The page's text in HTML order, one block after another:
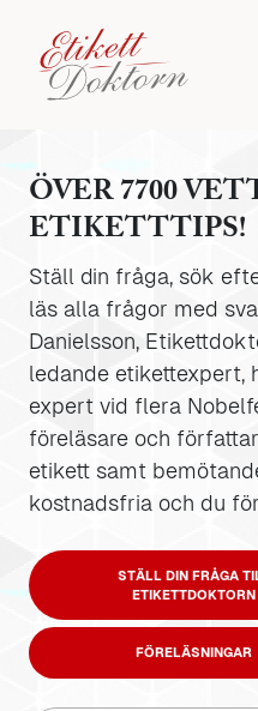
ÖVER 7700
ETIKETTTIPS!
Ställ din fråga, sök
läs alla frågor med
Danielsson,
ledande etikettexpert,
expert vid flera
föreläsare och
etikett samt
kostnadsfria och du
STÄLL DIN FRÅGA
ETIKETTDOKTORN
FÖRELÄSNINGAR